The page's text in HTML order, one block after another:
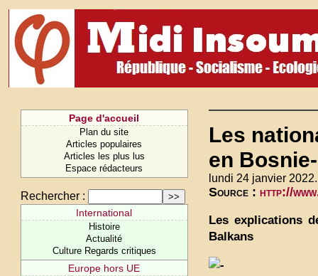
Page d'accueil
Plan du site
Articles populaires
Articles les plus lus
Espace rédacteurs
Rechercher :
International
Histoire
Actualité
Culture Regards critiques
Europe hors UE
Les
en
lundi 24 janvier 2022.
Source : http://
Les explications
Balkans